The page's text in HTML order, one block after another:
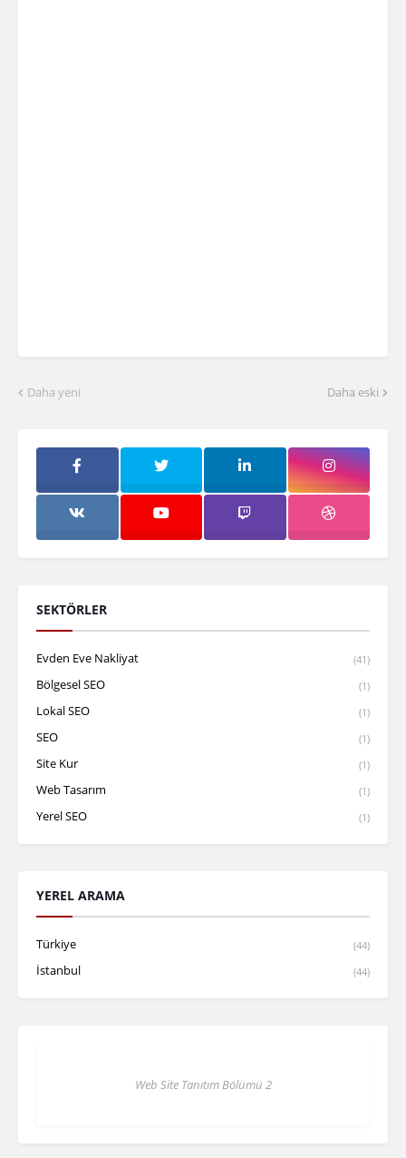
Daha yeni Daha eski
SEKTÖRLER
Evden Eve Nakliyat (41)
Bölgesel SEO (1)
Lokal SEO (1)
SEO (1)
Site Kur (1)
Web Tasarım (1)
Yerel SEO (1)
YEREL ARAMA
Türkiye (44)
İstanbul (44)
Web Site Tanıtım Bölümü 2